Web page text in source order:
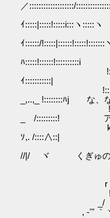
／:::::::::::::::::::/
/::::::::::/
ｲ:::::|:::::!:::::i:::ヽ:::::ヽ
/::::::::::/
ｲ::::::/!:::::|::::::!:::::!:::::::
,'::::::/::::!:::
ﾊ:::::!::::::!::::::::::i
!::::::l::::::
ｲ:::::::::::|
!::::_」
_,..,_ !::::::::ﾊj な、
!/f
_ /:::::::::! アニメ
k.ﾔ
ｿ,. /::::∧::|
//|/ ヾ くぎゅの事
!Tヾ
ﾔ. ヽ.
r＜´|. ＼
! ｀丶
_/ `'-､.
, -'" ｀ヽ､